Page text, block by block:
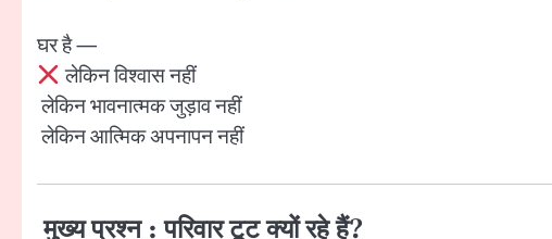
घर है —
लेकिन विश्वास नहीं
लेकिन भावनात्मक जुड़ाव नहीं
लेकिन आत्मिक अपनापन नहीं
मुख्य प्रश्न : परिवार टूट क्यों रहे हैं?